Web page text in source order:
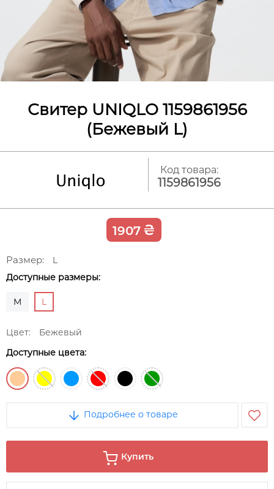
Свитер UNIQLO 1159861956
(Бежевый L)
Код товара:
1159861956
1907 ₴
Размер:
L
Доступные размеры:
M L
Цвет:
Бежевый
Доступные цвета:
Подробнее о товаре
Купить